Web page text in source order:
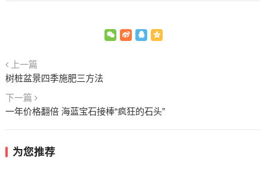
上一篇
树桩盆景四季施肥三方法
下一篇
一年价格翻倍 海蓝宝石接棒“疯狂的石头”
为您推荐